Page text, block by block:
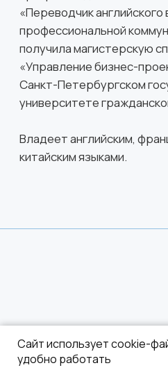
Сайт использует cookie-
удобно работать